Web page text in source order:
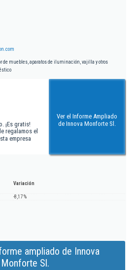
de muebles, aparatos de iluminación, vajilla y otros
¡Es gratis!
regalamos el
empresa
Ver el Informe Ampliado
de Innova Monforte Sl.
Variación
-8,17 %
ampliado de Innova
Monforte Sl.